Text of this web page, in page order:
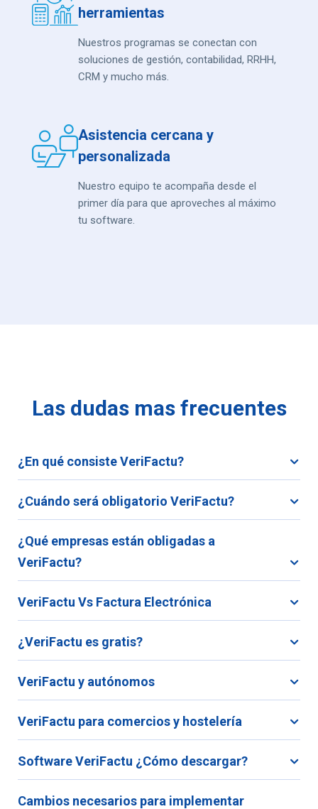
herramientas
Nuestros programas se conectan con
soluciones de gestión, contabilidad, RRHH,
CRM y mucho más.
Asistencia cercana y
personalizada
Nuestro equipo te acompaña desde el
primer día para que aproveches al máximo
tu software.
Las dudas mas frecuentes
¿En qué consiste VeriFactu?
¿Cuándo será obligatorio VeriFactu?
¿Qué empresas están obligadas a
VeriFactu?
VeriFactu Vs Factura Electrónica
¿VeriFactu es gratis?
VeriFactu y autónomos
VeriFactu para comercios y hostelería
Software VeriFactu ¿Cómo descargar?
Cambios necesarios para implementar